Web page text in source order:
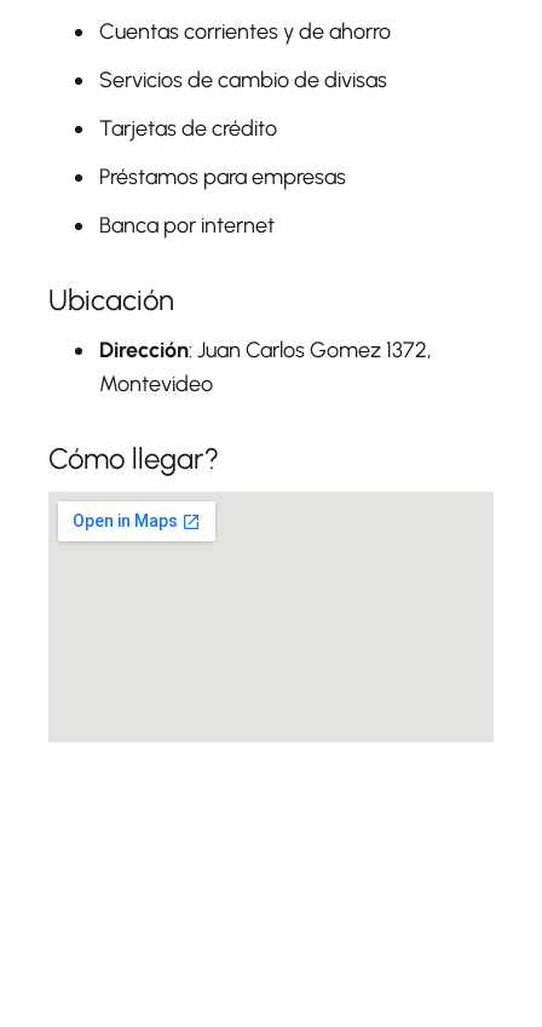
Cuentas corrientes y de ahorro
Servicios de cambio de divisas
Tarjetas de crédito
Préstamos para empresas
Banca por internet
Ubicación
Dirección: Juan Carlos Gomez 1372,
Montevideo
Cómo llegar?